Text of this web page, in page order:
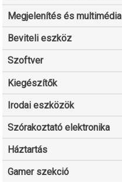
Megjelenítés és multimédia
Beviteli eszköz
Szoftver
Kiegészítők
Irodai eszközök
Szórakoztató elektronika
Háztartás
Gamer szekció